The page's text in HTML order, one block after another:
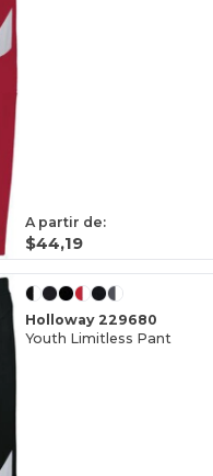
A partir de:
$44,19
Holloway 229680
Youth Limitless Pant